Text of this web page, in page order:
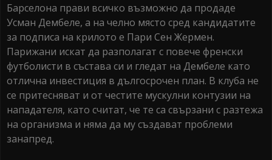
Барселона прави всичко възможно да продаде
Усман Дембеле, а на челно място сред кандидатите
за подписа на крилото е Пари Сен Жермен.
Парижани искат да разполагат с повече френски
футболисти в състава си и гледат на Дембеле като
отлична инвестиция в дългосрочен план. В клуба не
се притесняват и от честите мускулни контузии на
нападателя, като считат, че те са свързани с разтежа
на организма и няма да му създават проблеми
занапред.